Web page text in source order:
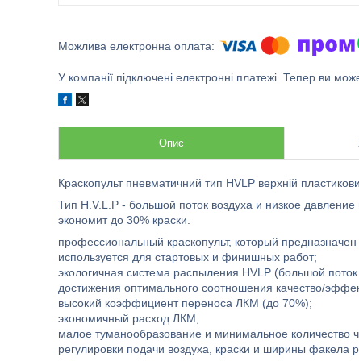
У компанії підключені електронні платежі. Тепер ви
Опис
Краскопульт пневматичний тип HVLP верхній
Тип H.V.L.P - большой поток воздуха и низкое
экономит до 30% краски.
профессиональный краскопульт, который
используется для стартовых и финишных работ;
экологичная система распыления HVLP (большой
достижения оптимального соотношения качество/
высокий коэффициент переноса ЛКМ (до 70%);
экономичный расход ЛКМ;
малое туманообразование и минимальное количество
регулировки подачи воздуха, краски и ширины факела